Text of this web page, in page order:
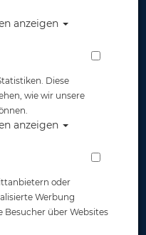
anzeigen
Diese
wie wir unsere
anzeigen
oder
Werbung
Besucher über Websites